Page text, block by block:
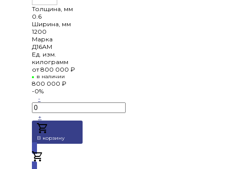
Толщина, мм
0.6
Ширина, мм
1200
Марка
Д16АМ
Ед. изм.
килограмм
от 800 000 ₽
в наличии
800 000 ₽
-0%
-
+
В корзину